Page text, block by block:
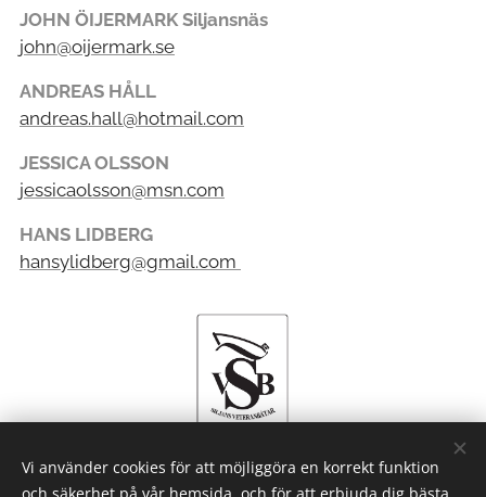
JOHN ÖIJERMARK Siljansnäs
john@oijermark.se
ANDREAS HÅLL
andreas.hall@hotmail.com
JESSICA OLSSON
jessicaolsson@msn.com
HANS LIDBERG
hansylidberg@gmail.com
Vi använder cookies för att möjliggöra en korrekt funktion